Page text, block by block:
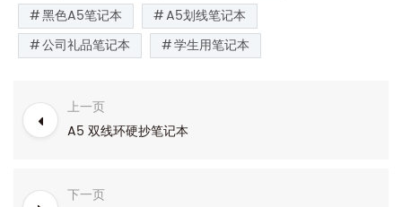
黑色A5笔记本
A5划线笔记本
公司礼品笔记本
学生用笔记本
上一页
A5 双线环硬抄笔记本
下一页